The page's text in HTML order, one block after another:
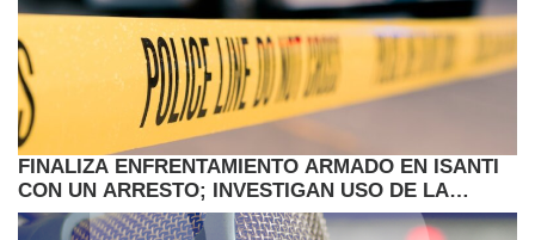
FINALIZA ENFRENTAMIENTO ARMADO EN ISANTI
CON UN ARRESTO; INVESTIGAN USO DE LA
FUERZA